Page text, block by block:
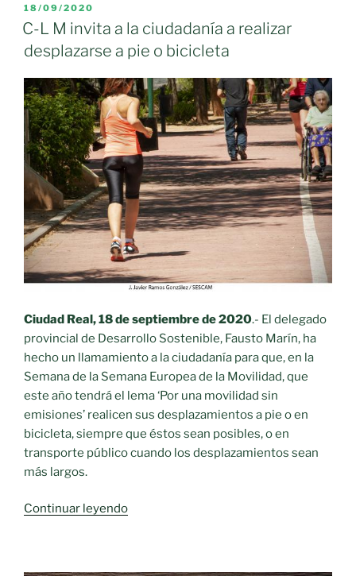
PUBLICADO
EL
18/09/2020
C-L M invita a la ciudadanía a realizar
desplazarse a pie o bicicleta
Ciudad Real, 18 de septiembre de 2020.- El delegado
provincial de Desarrollo Sostenible, Fausto Marín, ha
hecho un llamamiento a la ciudadanía para que, en la
Semana de la Semana Europea de la Movilidad, que
este año tendrá el lema ‘Por una movilidad sin
emisiones’ realicen sus desplazamientos a pie o en
bicicleta, siempre que éstos sean posibles, o en
transporte público cuando los desplazamientos sean
más largos.
Continuar leyendo«C-